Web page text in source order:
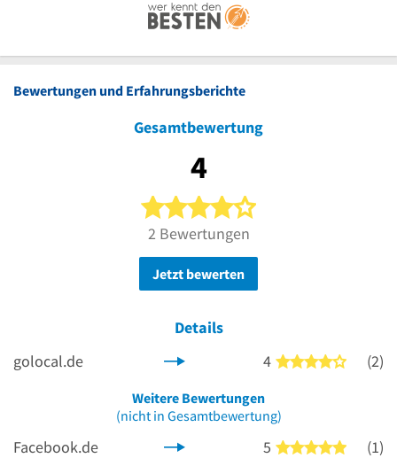
Bewertungen und Erfahrungsberichte
Gesamtbewertung
4
4 von 5 Sternen
2 Bewertungen
Jetzt bewerten
Details
golocal.de
4 4 von 5
(2)
Weitere Bewertungen
(nicht in Gesamtbewertung)
Facebook.de 5 5 von 5
(1)